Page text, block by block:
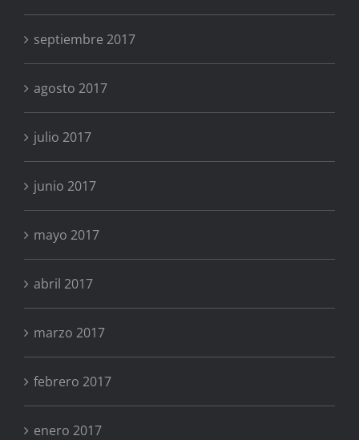
septiembre 2017
agosto 2017
julio 2017
junio 2017
mayo 2017
abril 2017
marzo 2017
febrero 2017
enero 2017